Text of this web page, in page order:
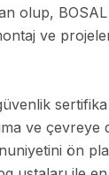
olup,
ve
ve çevreye
ön